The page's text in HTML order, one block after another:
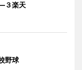
３楽天
野球